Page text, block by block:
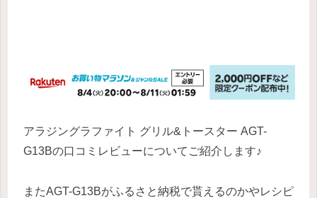
アラジングラファイト グリル&トースター AGT-
G13Bの口コミレビューについてご紹介します♪
またAGT-G13Bがふるさと納税で貰えるのかやレシピ